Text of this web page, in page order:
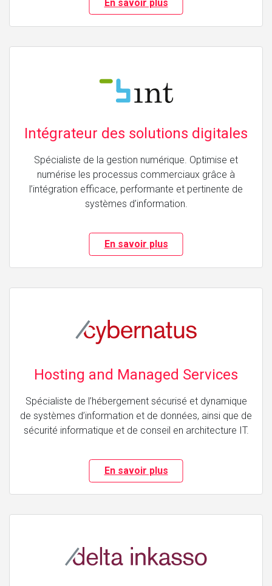
En savoir plus
Intégrateur des solutions digitales
Spécialiste de la gestion numérique. Optimise et
numérise les processus commerciaux grâce à
l’intégration efficace, performante et pertinente de
systèmes d’information.
En savoir plus
Hosting and Managed Services
Spécialiste de l’hébergement sécurisé et dynamique
de systèmes d’information et de données, ainsi que de
sécurité informatique et de conseil en architecture IT.
En savoir plus